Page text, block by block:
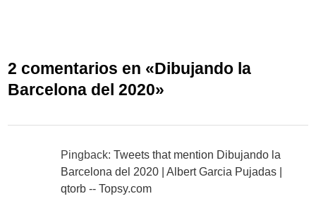
2 comentarios en «Dibujando la
Barcelona del 2020»
Pingback:Tweets that mention Dibujando la
Barcelona del 2020 | Albert Garcia Pujadas |
qtorb -- Topsy.com